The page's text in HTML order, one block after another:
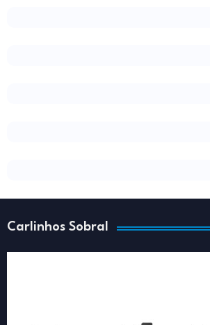
Carlinhos Sobral